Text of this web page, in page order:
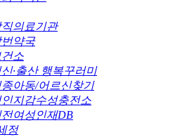
직의료기관
번약국
건소
신·출산 행복꾸러미
종아동/어르신찾기
인지감수성충전소
전여성인재DB
정